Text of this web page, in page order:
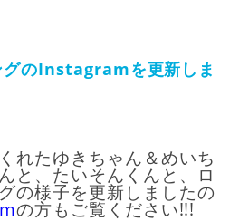
グのInstagramを更新しま
れたゆきちゃん＆めいち
と、たいそんくんと、ロ
の様子を更新しましたの
の方もご覧ください!!!